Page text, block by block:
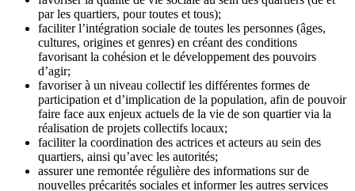
par les quartiers, pour toutes et tous);
faciliter l’intégration sociale de toutes les personnes (âges,
cultures, origines et genres) en créant des conditions
favorisant la cohésion et le développement des pouvoirs
d’agir;
favoriser à un niveau collectif les différentes formes de
participation et d’implication de la population, afin de pouvoir
faire face aux enjeux actuels de la vie de son quartier via la
réalisation de projets collectifs locaux;
faciliter la coordination des actrices et acteurs au sein des
quartiers, ainsi qu’avec les autorités;
assurer une remontée régulière des informations sur de
nouvelles précarités sociales et informer les autres services